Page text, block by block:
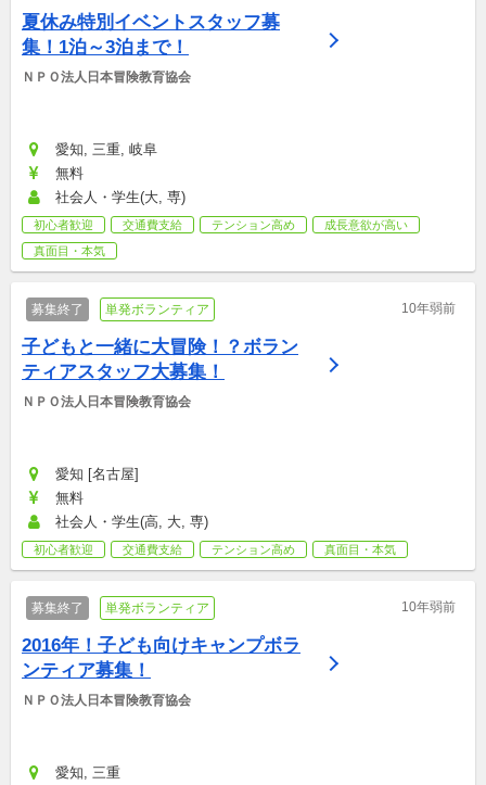
夏休み特別イベントスタッフ募
集！1泊～3泊まで！
ＮＰＯ法人日本冒険教育協会
愛知, 三重, 岐阜
無料
社会人・学生(大, 専)
初心者歓迎 交通費支給 テンション高め
成長意欲が高い
真面目・本気
募集終了 単発ボランティア 10年弱前
子どもと一緒に大冒険！？ボラン
ティアスタッフ大募集！
ＮＰＯ法人日本冒険教育協会
愛知 [名古屋]
無料
社会人・学生(高, 大, 専)
初心者歓迎 交通費支給 テンション高め 真面目・本気
募集終了 単発ボランティア 10年弱前
2016年！子ども向けキャンプボラ
ンティア募集！
ＮＰＯ法人日本冒険教育協会
愛知, 三重